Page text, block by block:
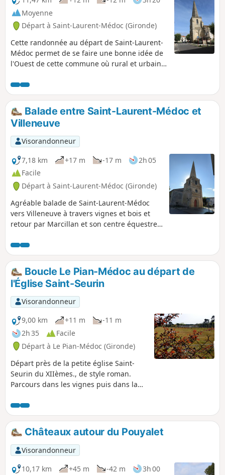
Moyenne
Départ à Saint-Laurent-Médoc (Gironde)
Cette randonnée au départ de Saint-Laurent-
Médoc permet de se faire une bonne idée de
l'Ouest de cette commune où rural et urbain
forêt donne une bonne idée des
aménagements réalisés et favorise la
découverte des diverses espèces végétales.
Avec un peu de chance, des animaux
sauvages peuvent être vus (cerf, etc).
Balade entre Saint-Laurent-Médoc et
Villeneuve
Visorandonneur
7,18 km
+17 m -17 m
2h 05
Facile
Départ à Saint-Laurent-Médoc (Gironde)
Agréable balade de Saint-Laurent-Médoc
vers Villeneuve à travers vignes et bois et
retour par Marcillan et son centre équestre.
plat est favorable à un parcours familial. Il
offre des paysages variés et permet de voir
un bâti traditionnel bien mis en valeur.
Boucle Le Pian-Médoc au départ de
l'Église Saint-Seurin
Visorandonneur
9,00 km
+11 m
-11 m
2h 35
Facile
Départ à Le Pian-Médoc (Gironde)
Départ près de la petite église Saint-
Seurin du XIIèmes., de style roman.
Parcours dans les vignes puis dans la
Châteaux autour du Pouyalet
Visorandonneur
10,17 km
+45 m -42 m
3h 00